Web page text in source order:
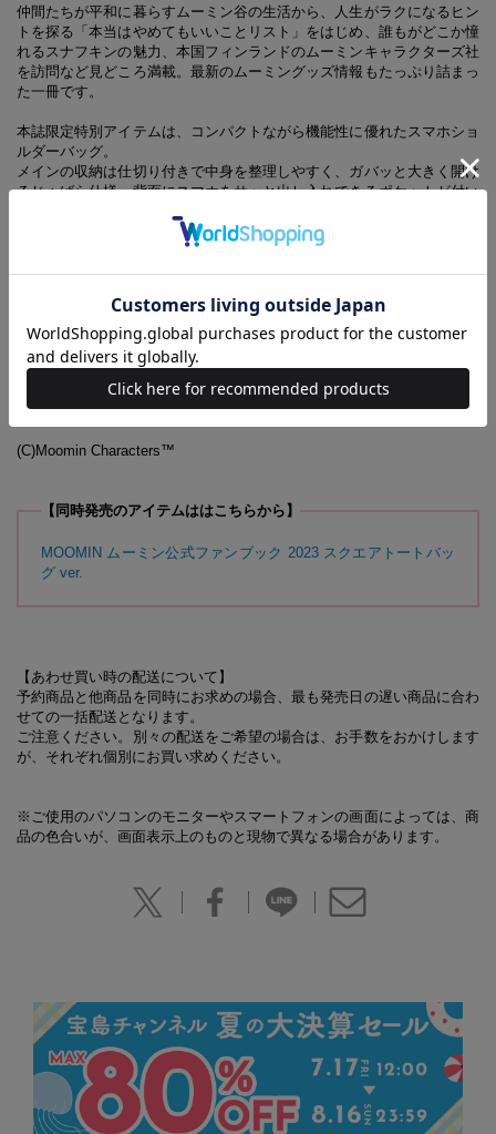
仲間たちが平和に暮らすムーミン谷の生活から、人生がラクになるヒン
トを探る「本当はやめてもいいことリスト」をはじめ、誰もがどこか憧
れるスナフキンの魅力、本国フィンランドのムーミンキャラクターズ社
を訪問など見どころ満載。最新のムーミングッズ情報もたっぷり詰まっ
た一冊です。
本誌限定特別アイテムは、コンパクトながら機能性に優れたスマホショ
ルダーバッグ。
メインの収納は仕切り付きで中身を整理しやすく、ガバッと大きく開け
るじゃばら仕様。背面にスマホをサッと出し入れできるポケットが付い
ケットが付いていて、お財布としての機能もバッチリ備えています。ミ
ニマムな見た目ながら、スマホにお札・カード・小銭、鍵やリップ、ハ
ンカチ、ティッシュなど外出に必要なものがしっかり入るので、これひ
デザインは、ブラックの生地に映えるゴールドのリトルミイの箔押しで
リッチな印象に。
大人に似合うレザー調の生地と、上品なレッドの裏地が高級感のあるか
わいさで、毎日のコーデに大活躍すること間違いなし！
(C)Moomin Characters™
【同時発売のアイテムははこちらから】
MOOMIN ムーミン公式ファンブック 2023 スクエアトートバッ
グ ver.
【あわせ買い時の配送について】
予約商品と他商品を同時にお求めの場合、最も発売日の遅い商品に合わ
せての一括配送となります。
ご注意ください。別々の配送をご希望の場合は、お手数をおかけします
が、それぞれ個別にお買い求めください。
※ご使用のパソコンのモニターやスマートフォンの画面によっては、商
品の色合いが、画面表示上のものと現物で異なる場合があります。